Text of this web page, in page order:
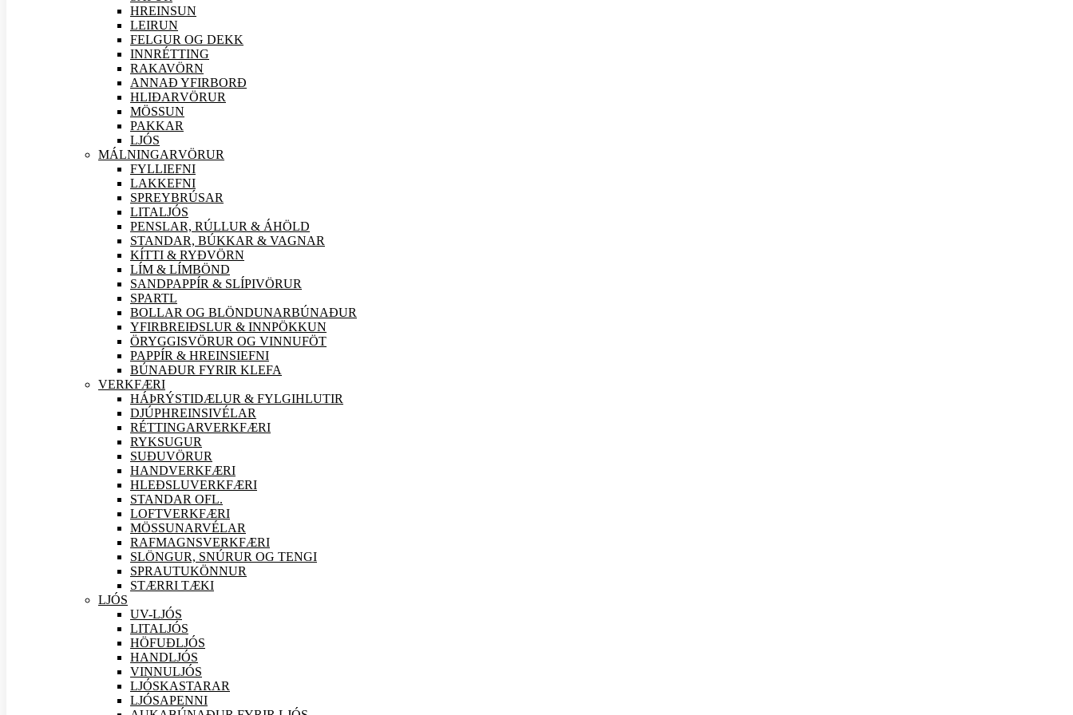
HREINSUN
LEIRUN
FELGUR OG DEKK
INNRÉTTING
RAKAVÖRN
ANNAÐ YFIRBORÐ
HLIÐARVÖRUR
MÖSSUN
PAKKAR
LJÓS
MÁLNINGARVÖRUR
FYLLIEFNI
LAKKEFNI
SPREYBRÚSAR
LITALJÓS
PENSLAR, RÚLLUR & ÁHÖLD
STANDAR, BÚKKAR & VAGNAR
KÍTTI & RYÐVÖRN
LÍM & LÍMBÖND
SANDPAPPÍR & SLÍPIVÖRUR
SPARTL
BOLLAR OG BLÖNDUNARBÚNAÐUR
YFIRBREIÐSLUR & INNPÖKKUN
ÖRYGGISVÖRUR OG VINNUFÖT
PAPPÍR & HREINSIEFNI
BÚNAÐUR FYRIR KLEFA
VERKFÆRI
HÁÞRÝSTIDÆLUR & FYLGIHLUTIR
DJÚPHREINSIVÉLAR
RÉTTINGARVERKFÆRI
RYKSUGUR
SUÐUVÖRUR
HANDVERKFÆRI
HLEÐSLUVERKFÆRI
STANDAR OFL.
LOFTVERKFÆRI
MÖSSUNARVÉLAR
RAFMAGNSVERKFÆRI
SLÖNGUR, SNÚRUR OG TENGI
SPRAUTUKÖNNUR
STÆRRI TÆKI
LJÓS
UV-LJÓS
LITALJÓS
HÖFUÐLJÓS
HANDLJÓS
VINNULJÓS
LJÓSKASTARAR
LJÓSAPENNI